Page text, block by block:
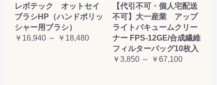
レボテック オットセイ
ブラシHP（ハンドポリッ
シャー用ブラシ）
￥16,940 ～ ￥18,480
【代引不可・個人宅配送
不可】大一産業 アップ
ライトバキュームクリー
ナー FPS-12GE/合成繊維
フィルターバッグ10枚入
￥3,850 ～ ￥67,100